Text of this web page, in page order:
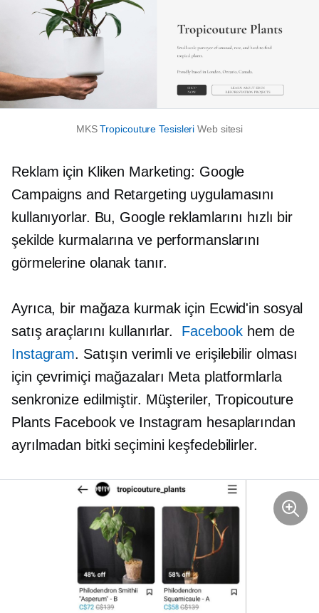
MKSTropicouture Tesisleri Web sitesi
Reklam için Kliken Marketing: Google
Campaigns and Retargeting uygulamasını
kullanıyorlar. Bu, Google reklamlarını hızlı bir
şekilde kurmalarına ve performanslarını
görmelerine olanak tanır.
Ayrıca, bir mağaza kurmak için Ecwid'in sosyal
satış araçlarını kullanırlar.
Facebook hem de
Instagram. Satışın verimli ve erişilebilir olması
için çevrimiçi mağazaları Meta platformlarla
senkronize edilmiştir. Müşteriler, Tropicouture
Plants Facebook ve Instagram hesaplarından
ayrılmadan bitki seçimini keşfedebilirler.